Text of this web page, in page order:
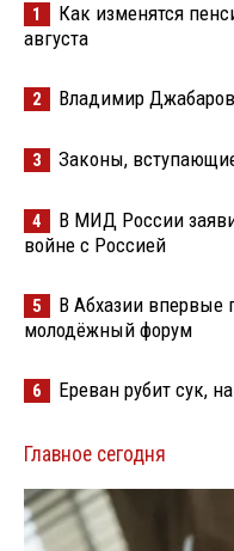
1
Как изменятся
августа
2 Владимир
3 Законы,
4
В МИД России
войне с Россией
5
В Абхазии впервые
молодёжный форум
6 Ереван рубит сук,
Главное сегодня